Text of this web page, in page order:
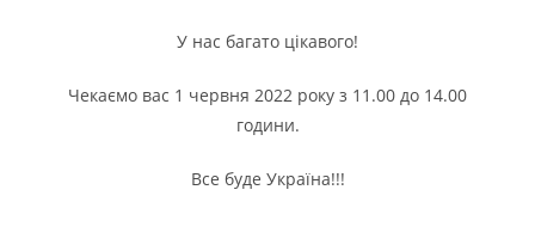
У нас багато цікавого!
Чекаємо вас 1 червня 2022 року з 11.00 до 14.00
години.
Все буде Україна!!!